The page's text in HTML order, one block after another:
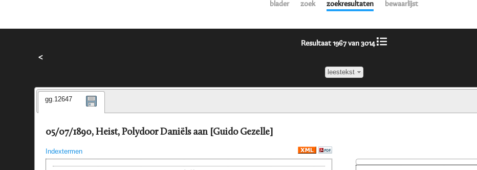
blader zoek zoekresultaten bewaarlijst
<
Resultaat 1967 van 3014
leestekst
gg.12647
05/07/1890, Heist, Polydoor Daniëls aan [Guido Gezelle]
Indextermen